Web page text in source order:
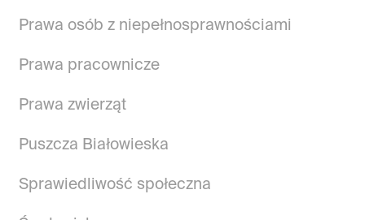
Prawa osób z niepełnosprawnościami
Prawa pracownicze
Prawa zwierząt
Puszcza Białowieska
Sprawiedliwość społeczna